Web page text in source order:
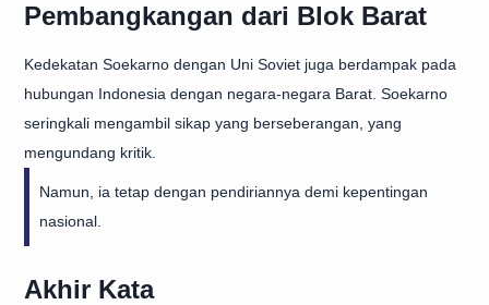
Pembangkangan dari Blok Barat
Kedekatan Soekarno dengan Uni Soviet juga berdampak pada
hubungan Indonesia dengan negara-negara Barat. Soekarno
seringkali mengambil sikap yang berseberangan, yang
mengundang kritik.
Namun, ia tetap dengan pendiriannya demi kepentingan
nasional.
Akhir Kata